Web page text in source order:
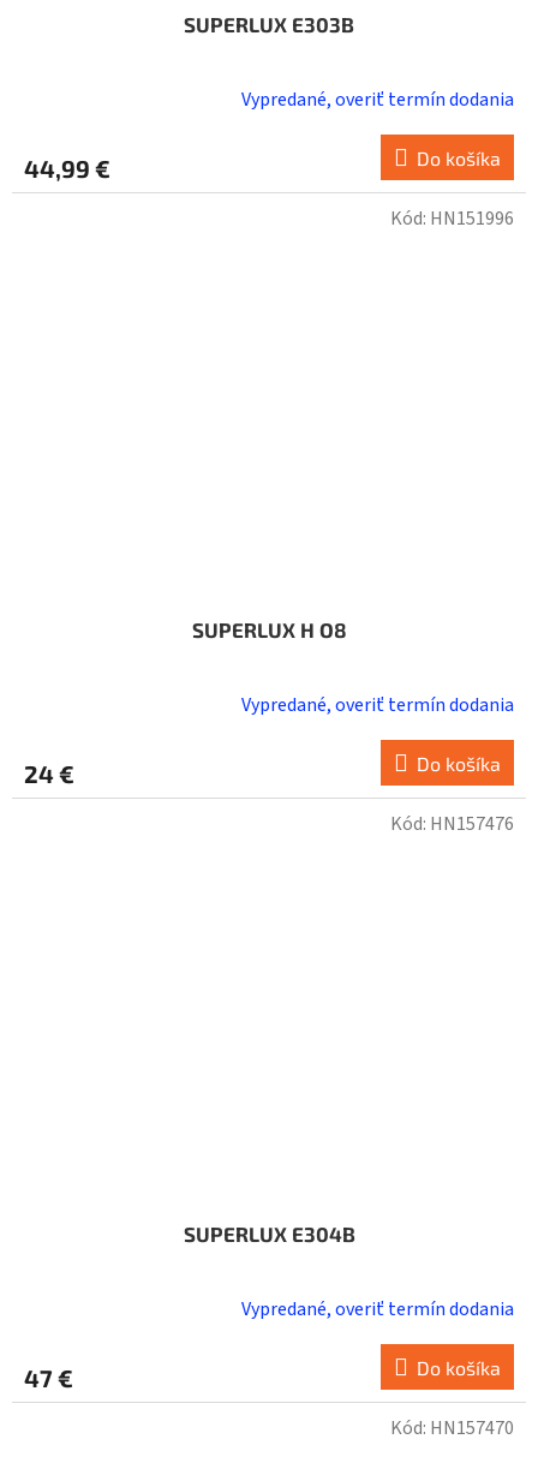
SUPERLUX E303B
Vypredané, overiť termín dodania
44,99 € Do košíka
SUPERLUX H O8
Vypredané, overiť termín dodania
24 € Do košíka
Kód: HN151996
SUPERLUX E304B
Vypredané, overiť termín dodania
47 € Do košíka
Kód: HN157476
Kód: HN157470